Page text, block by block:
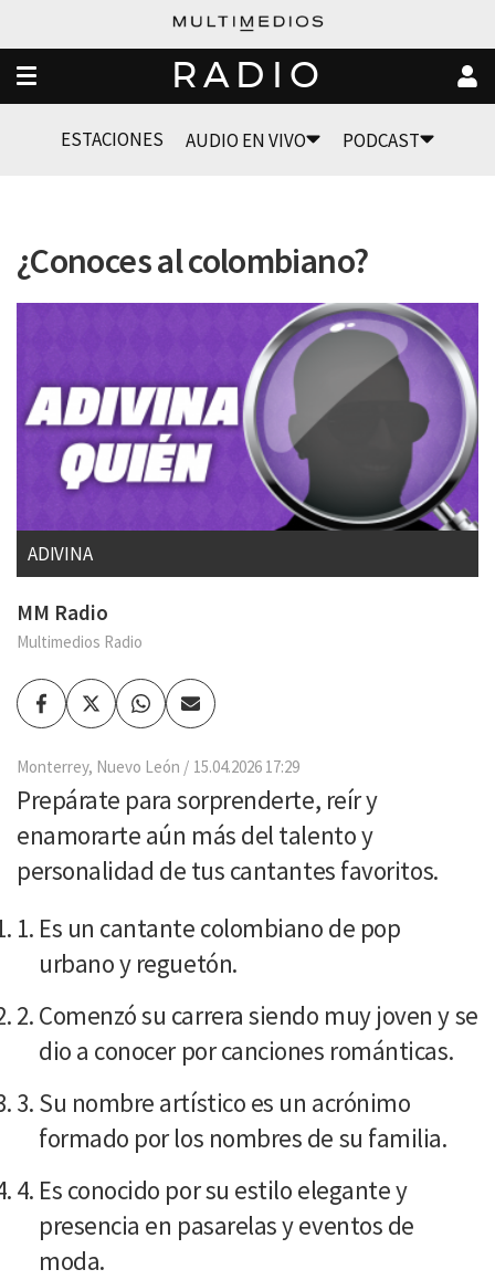
RADIO
ESTACIONES AUDIO EN VIVO PODCAST
¿Conoces al colombiano?
ADIVINA
MM Radio
Multimedios Radio
FacebookTwitterWhatsapp
Enviar
por
Monterrey, Nuevo León 15.04.2026 17:29
Prepárate para sorprenderte, reír y
enamorarte aún más del talento y
personalidad de tus cantantes favoritos.
Es un cantante colombiano de pop
urbano y reguetón.
Comenzó su carrera siendo muy joven y se
dio a conocer por canciones románticas.
Su nombre artístico es un acrónimo
formado por los nombres de su familia.
Es conocido por su estilo elegante y
presencia en pasarelas y eventos de
moda.